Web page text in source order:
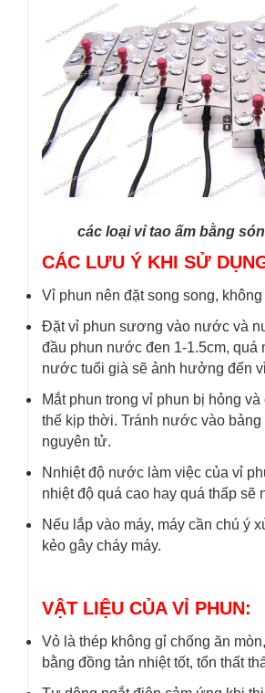
các loại vỉ tao ấm bằng
CÁC LƯU Ý KHI SỬ
Vỉ phun nên đặt song song, không
Đặt vỉ phun sương vào nước và
đầu phun nước đen 1-1.5cm, quá
nước tuổi già sẽ ảnh hưởng đến
Mắt phun trong vỉ phun bị hỏng
thế kịp thời. Tránh nước vào bảng
nguyên tử.
Nnhiệt độ nước làm việc của vỉ
nhiệt độ quá cao hay quá thấp sẽ
Nếu lắp vào máy, máy cần chú ý
kẻo gây cháy máy.
VẬT LIỆU CỦA VỈ PHUN:
Vỏ là thép không gỉ chống ăn
bằng đồng tản nhiệt tốt, tổn thất